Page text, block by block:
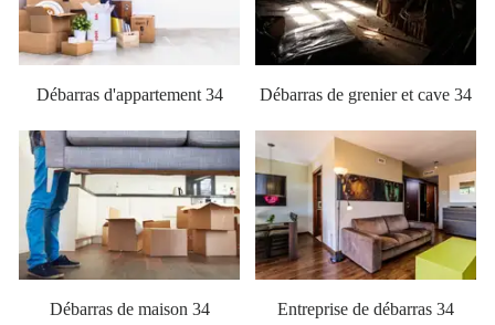
Débarras d'appartement 34 Débarras de grenier et cave 34
Débarras de maison 34 Entreprise de débarras 34